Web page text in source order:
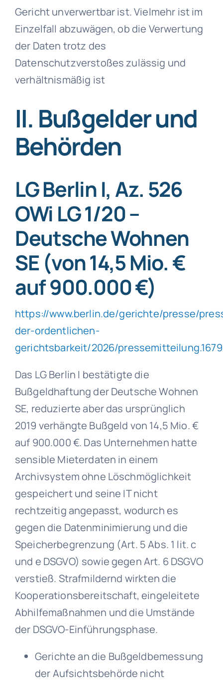
Gericht unverwertbar ist. Vielmehr ist im
Einzelfall abzuwägen, ob die Verwertung
der Daten trotz des
Datenschutzverstoßes zulässig und
verhältnismäßig ist
II. Bußgelder und
Behörden
LG Berlin I, Az. 526
OWi LG 1/20 –
Deutsche Wohnen
SE (von 14,5 Mio. €
auf 900.000 €)
https://www.berlin.de/gerichte/presse/
der-ordentlichen-
gerichtsbarkeit/2026/
Das LG Berlin I bestätigte die
Bußgeldhaftung der Deutsche Wohnen
SE, reduzierte aber das ursprünglich
2019 verhängte Bußgeld von 14,5 Mio. €
auf 900.000 €. Das Unternehmen hatte
sensible Mieterdaten in einem
Archivsystem ohne Löschmöglichkeit
gespeichert und seine IT nicht
rechtzeitig angepasst, wodurch es
gegen die Datenminimierung und die
Speicherbegrenzung (Art. 5 Abs. 1 lit. c
und e DSGVO) sowie gegen Art. 6 DSGVO
verstieß. Strafmildernd wirkten die
Kooperationsbereitschaft, eingeleitete
Abhilfemaßnahmen und die Umstände
der DSGVO-Einführungsphase.
Gerichte an die Bußgeldbemessung
der Aufsichtsbehörde nicht